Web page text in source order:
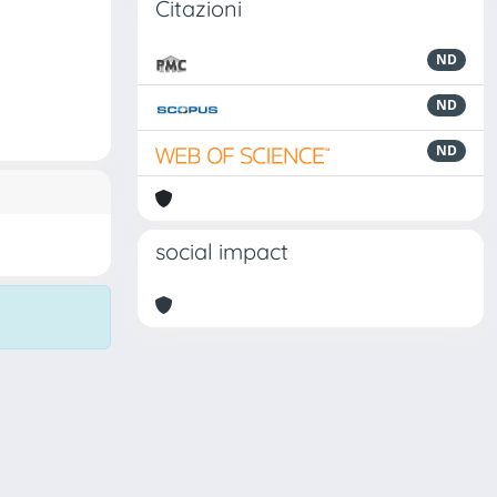
Citazioni
ND
ND
ND
social impact